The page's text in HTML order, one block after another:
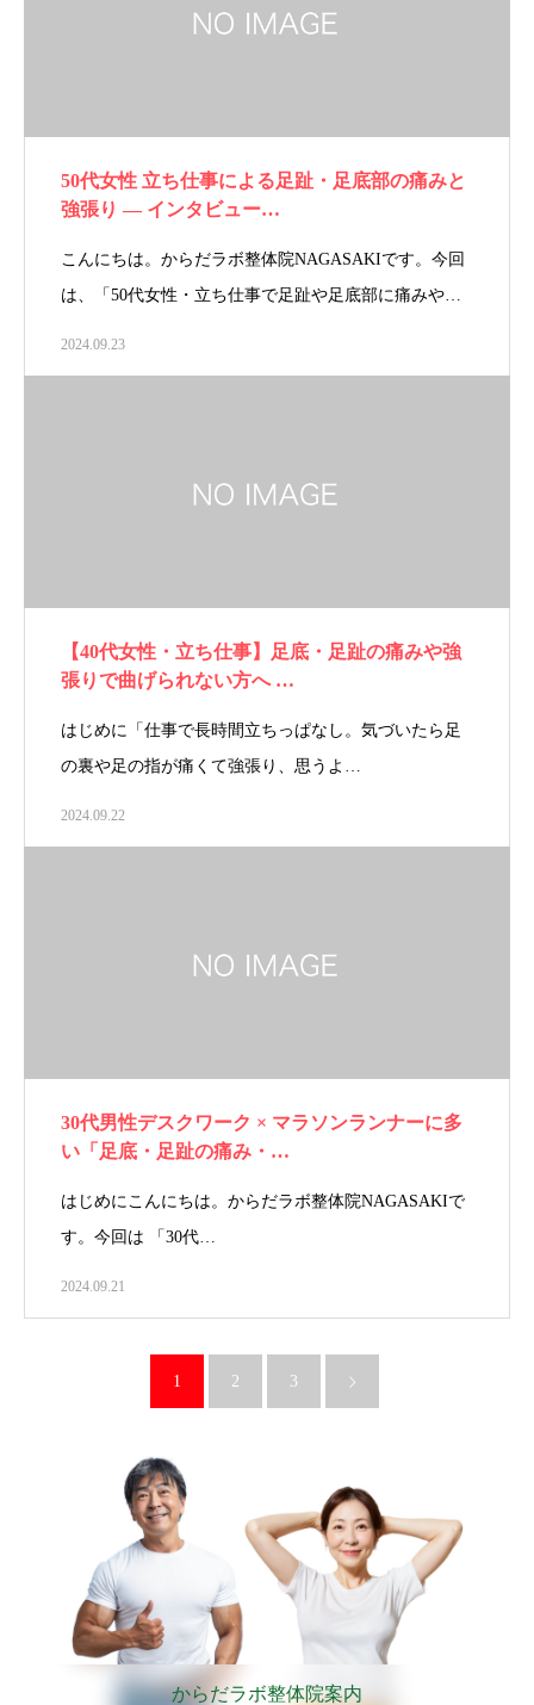
50代女性 立ち仕事による足趾・足底部の痛みと
強張り ― インタビュー…
こんにちは。からだラボ整体院NAGASAKIです。今回
は、「50代女性・立ち仕事で足趾や足底部に痛みや…
2024.09.23
【40代女性・立ち仕事】足底・足趾の痛みや強
張りで曲げられない方へ …
はじめに「仕事で長時間立ちっぱなし。気づいたら足
の裏や足の指が痛くて強張り、思うよ…
2024.09.22
30代男性デスクワーク × マラソンランナーに多
い「足底・足趾の痛み・…
はじめにこんにちは。からだラボ整体院NAGASAKIで
す。今回は 「30代…
2024.09.21
1 2 3
からだラボ整体院案内